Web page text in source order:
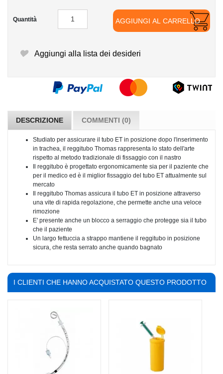
Quantità AGGIUNGI AL CARRELLO
Aggiungi alla lista dei desideri
DESCRIZIONE COMMENTI (0)
Studiato per assicurare il tubo ET in posizione dopo l'inserimento
in trachea, il reggitubo Thomas rappresenta lo stato dell'arte
rispetto al metodo tradizionale di fissaggio con il nastro
Il reggitubo è progettato ergonomicamente sia per il paziente che
per il medico ed è il miglior fissaggio del tubo ET attualmente sul
mercato
Il reggitubo Thomas assicura il tubo ET in posizione attraverso
una vite di rapida regolazione, che permette anche una veloce
rimozione
E' presente anche un blocco a serraggio che protegge sia il tubo
che il paziente
Un largo fettuccia a strappo mantiene il reggitubo in posizione
sicura, che resta serrato anche quando bagnato
I CLIENTI CHE HANNO ACQUISTATO QUESTO PRODOTTO